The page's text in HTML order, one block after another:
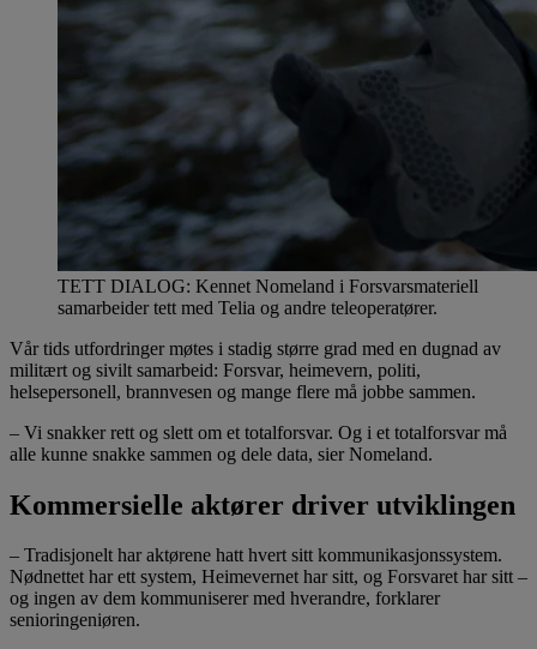
TETT DIALOG: Kennet Nomeland i Forsvarsmateriell
samarbeider tett med Telia og andre teleoperatører.
Vår tids utfordringer møtes i stadig større grad med en dugnad av
militært og sivilt samarbeid: Forsvar, heimevern, politi,
helsepersonell, brannvesen og mange flere må jobbe sammen.
– Vi snakker rett og slett om et totalforsvar. Og i et totalforsvar må
alle kunne snakke sammen og dele data, sier Nomeland.
Kommersielle aktører driver utviklingen
– Tradisjonelt har aktørene hatt hvert sitt kommunikasjonssystem.
Nødnettet har ett system, Heimevernet har sitt, og Forsvaret har sitt –
og ingen av dem kommuniserer med hverandre, forklarer
senioringeniøren.